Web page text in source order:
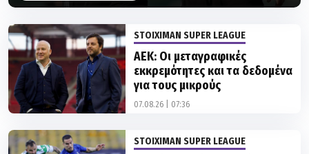
STOIXIMAN SUPER LEAGUE
ΑΕΚ: Οι μεταγραφικές
εκκρεμότητες και τα δεδομένα
για τους μικρούς
07.08.26 | 07:36
STOIXIMAN SUPER LEAGUE